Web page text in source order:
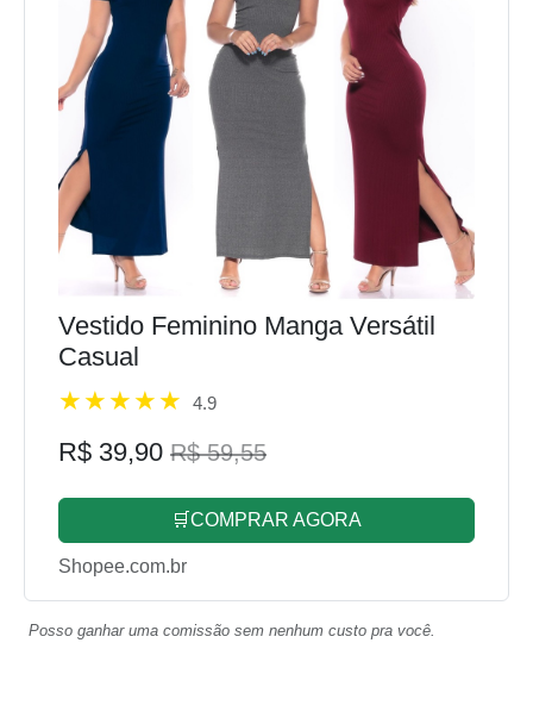
Vestido Feminino Manga Versátil
Casual
4.9
R$ 39,90 R$ 59,55
🛒COMPRAR AGORA
Shopee.com.br
Posso ganhar uma comissão sem nenhum custo pra você.